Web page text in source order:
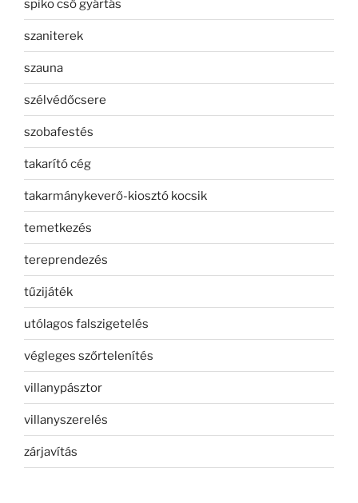
spiko cső gyártás
szaniterek
szauna
szélvédőcsere
szobafestés
takarító cég
takarmánykeverő-kiosztó kocsik
temetkezés
tereprendezés
tűzijáték
utólagos falszigetelés
végleges szőrtelenítés
villanypásztor
villanyszerelés
zárjavítás